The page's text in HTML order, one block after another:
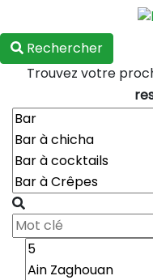
Rechercher
Trouvez votre